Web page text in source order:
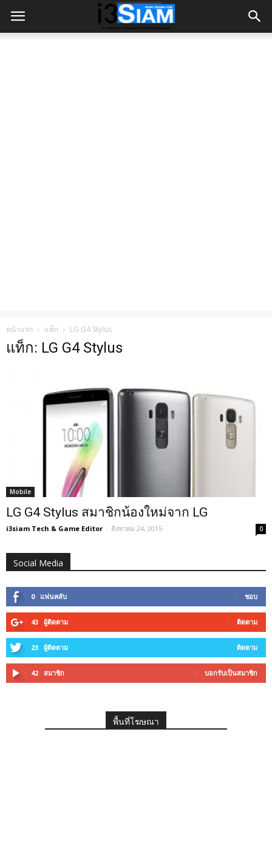
หน้าแรก แท็ก LG G4 Stylus
แท็ก: LG G4 Stylus
Mobile
LG G4 Stylus สมาชิกน้องใหม่จาก LG
i3siam Tech & Game Editor - สิงหาคม 24, 2015 0
Social Media
0 แฟนคลับ ชอบ
43 ผู้ติดตาม ติดตาม
23 ผู้ติดตาม ติดตาม
42 สมาชิก บอกรับเป็นสมาชิก
พื้นที่โฆษณา